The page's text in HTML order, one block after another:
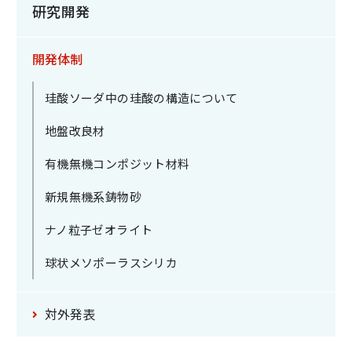
研究開発
開発体制
珪酸ソーダ中の珪酸の構造について
地盤改良材
有機無機コンポジット材料
新規無機系鋳物砂
ナノ粒子ゼオライト
球状メソポーラスシリカ
対外発表